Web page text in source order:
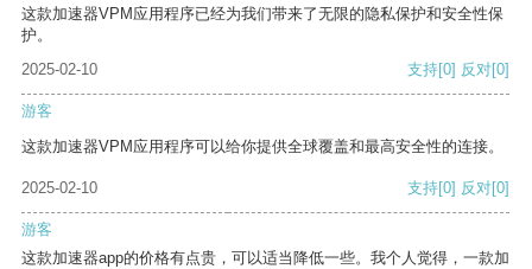
这款加速器VPM应用程序已经为我们带来了无限的隐私保护和安全性保
护。
2025-02-10
支持[0] 反对[0]
游客
这款加速器VPM应用程序可以给你提供全球覆盖和最高安全性的连接。
2025-02-10 支持[0] 反对[0]
游客
这款加速器app的价格有点贵，可以适当降低一些。我个人觉得，一款加